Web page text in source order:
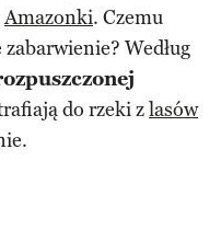
Amazonki. Czemu
Według
do rzeki zlasów